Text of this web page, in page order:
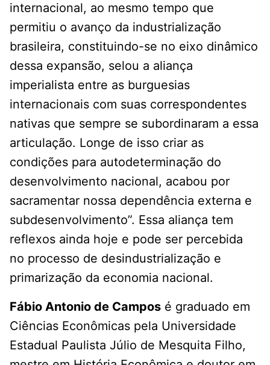
internacional, ao mesmo tempo que
permitiu o avanço da industrialização
brasileira, constituindo-se no eixo dinâmico
dessa expansão, selou a aliança
imperialista entre as burguesias
internacionais com suas correspondentes
nativas que sempre se subordinaram a essa
articulação. Longe de isso criar as
condições para autodeterminação do
desenvolvimento nacional, acabou por
sacramentar nossa dependência externa e
subdesenvolvimento”. Essa aliança tem
reflexos ainda hoje e pode ser percebida
no processo de desindustrialização e
primarização da economia nacional.
Fábio Antonio de Campos é graduado em
Ciências Econômicas pela Universidade
Estadual Paulista Júlio de Mesquita Filho,